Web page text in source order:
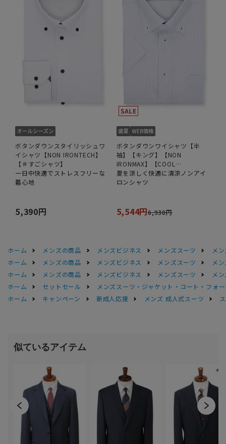
ボタンダウンスタイリッシュワ
イシャツ【NON IRONTECH】
【＃すごシャツ】
一日中快適でストレスフリーな
着心地
5,390円
ボタンダウンワイシャツ【半
袖】【キング】【NON
IRONMAX】【COOL
TECHNOLOGY】
夏を涼しく快適に清涼ノンアイ
ロンシャツ
5,544円6,930円
ホーム メンズの商品 メンズビジネス メンズスーツ
メ
ホーム
メンズの商品 メンズビジネス メンズスーツ
メ
ホーム
メンズの商品 メンズビジネス メンズスーツ
メ
ホーム
セットセール
メンズスーツ・ジャケット・コート・フォ
ホーム
キャンペーン 新成人応援 メンズ 成人式スーツ